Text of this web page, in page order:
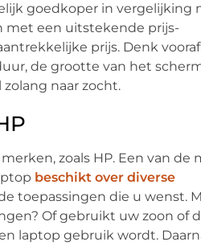
goedkoper in vergelijking
met een uitstekende prijs-
prijs. Denk
de grootte van het
naar zocht.
zoals HP. Een van de
beschikt over diverse
toepassingen die u wenst.
Of gebruikt uw zoon of
laptop gebruik wordt.